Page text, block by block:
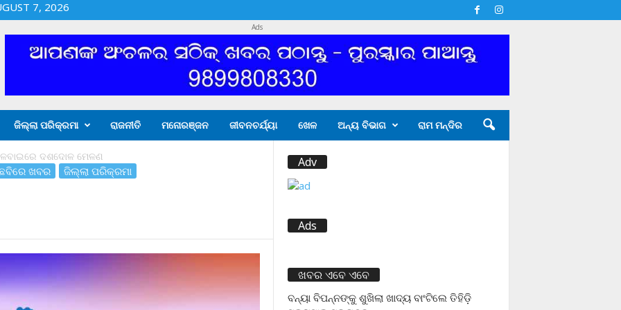
7, 2026
Ads
ଜିଲ୍ଲା ପରିକ୍ରମା ରାଜନୀତି ମନୋରଞ୍ଜନ ଜୀବନଚର୍ଯ୍ୟା ଖେଳ ଅନ୍ୟ ବିଭାଗ ରାମ ମନ୍ଦିର
ଦଶଦୋଳ ମେଳଣ
ଖବର ଜିଲ୍ଲା ପରିକ୍ରମା
Adv
Ads
ଖବର ଏବେ ଏବେ
ବନ୍ୟା ବିପନ୍ନଙ୍କୁ ଶୁଖିଲା ଖାଦ୍ୟ ବାଂଟିଲେ ତିହିଡି଼